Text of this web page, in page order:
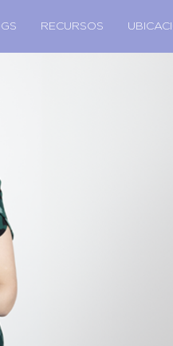
RECURSOS